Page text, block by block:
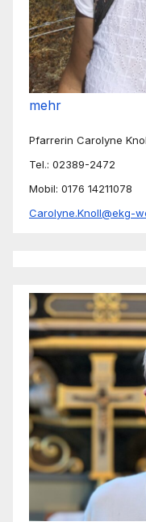
mehr
Pfarrerin Carolyne
Tel.: 02389-2472
Mobil: 0176 14211078
Carolyne.Knoll@ekg-